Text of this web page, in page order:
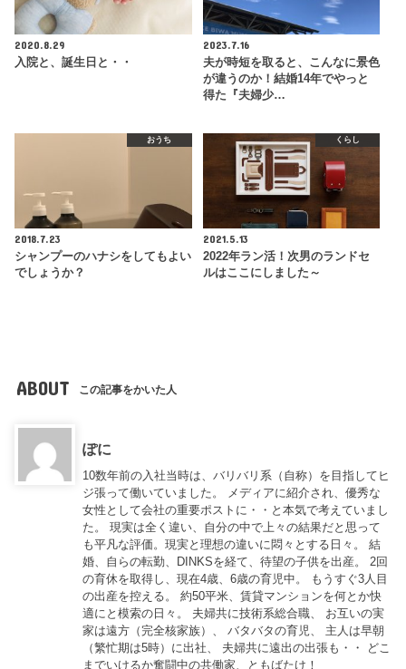
2020.8.29
入院と、誕生日と・・
2023.7.16
夫が時短を取ると、こんなに景色
が違うのか！結婚14年でやっと
得た『夫婦少…
おうち
2018.7.23
シャンプーのハナシをしてもよい
でしょうか？
くらし
2021.5.13
2022年ラン活！次男のランドセ
ルはここにしました～
ABOUT この記事をかいた人
ぽに
10数年前の入社当時は、バリバリ系（自称）を目指してヒ
ジ張って働いていました。 メディアに紹介され、優秀な
女性として会社の重要ポストに・・と本気で考えていまし
た。 現実は全く違い、自分の中で上々の結果だと思って
も平凡な評価。現実と理想の違いに悶々とする日々。 結
婚、自らの転勤、DINKSを経て、待望の子供を出産。 2回
の育休を取得し、現在4歳、6歳の育児中。 もうすぐ3人目
の出産を控える。 約50平米、賃貸マンションを何とか快
適にと模索の日々。 夫婦共に技術系総合職、 お互いの実
家は遠方（完全核家族）、 バタバタの育児、 主人は早朝
（繁忙期は5時）に出社、 夫婦共に遠出の出張も・・ どこ
までいけるか奮闘中の共働家、ともばたけ！